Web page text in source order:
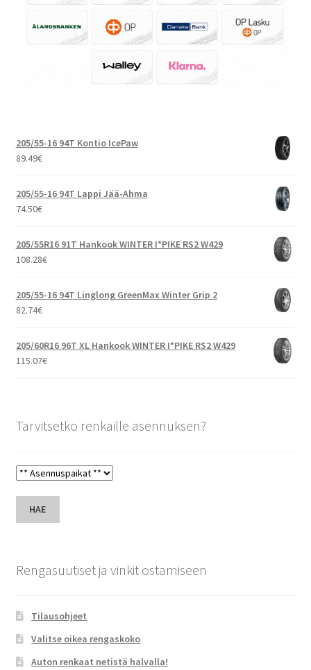
205/55-16 94T Kontio IcePaw
89.49€
205/55-16 94T Lappi Jää-Ahma
74.50€
205/55R16 91T Hankook WINTER I*PIKE RS2 W429
108.28€
205/55-16 94T Linglong GreenMax Winter Grip 2
82.74€
205/60R16 96T XL Hankook WINTER I*PIKE RS2 W429
115.07€
Tarvitsetko renkaille asennuksen?
HAE
Rengasuutiset ja vinkit ostamiseen
Tilausohjeet
Valitse oikea rengaskoko
Auton renkaat netistä halvalla!